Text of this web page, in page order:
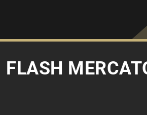
FLASH